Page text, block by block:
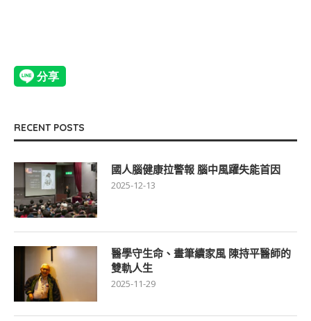
RECENT POSTS
國人腦健康拉警報 腦中風躍失能首因
2025-12-13
醫學守生命、畫筆續家風 陳持平醫師的
雙軌人生
2025-11-29